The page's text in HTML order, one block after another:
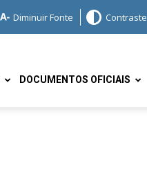
Diminuir Fonte Contraste
DOCUMENTOS OFICIAIS